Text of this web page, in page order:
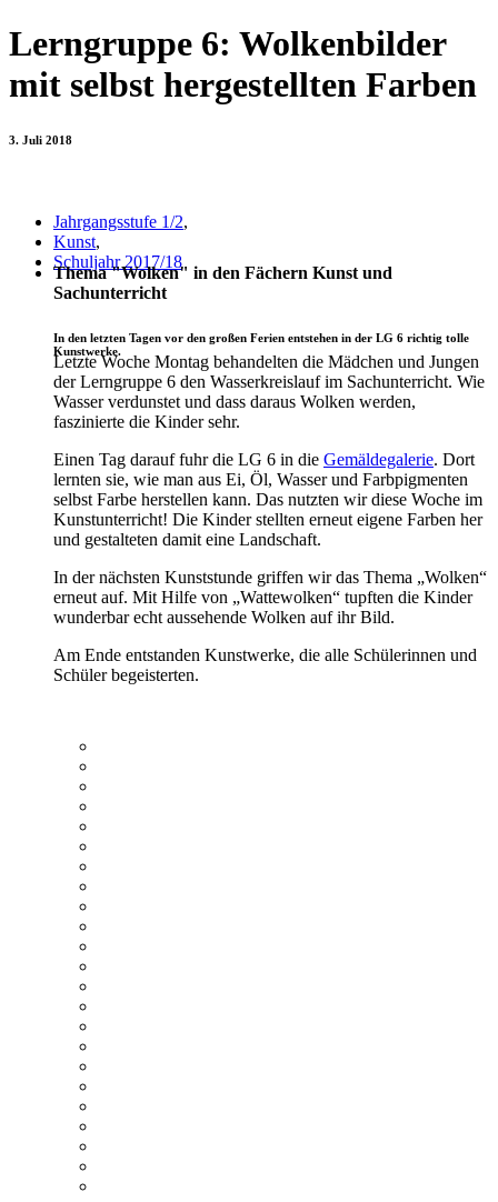
Lerngruppe 6: Wolkenbilder
mit selbst hergestellten Farben
3. Juli 2018
Jahrgangsstufe 1/2,
Kunst,
Schuljahr 2017/18
Thema "Wolken" in den Fächern Kunst und
Sachunterricht
In den letzten Tagen vor den großen Ferien entstehen in der LG 6 richtig tolle
Kunstwerke.
Letzte Woche Montag behandelten die Mädchen und Jungen
der Lerngruppe 6 den Wasserkreislauf im Sachunterricht. Wie
Wasser verdunstet und dass daraus Wolken werden,
faszinierte die Kinder sehr.
Einen Tag darauf fuhr die LG 6 in die Gemäldegalerie. Dort
lernten sie, wie man aus Ei, Öl, Wasser und Farbpigmenten
selbst Farbe herstellen kann. Das nutzten wir diese Woche im
Kunstunterricht! Die Kinder stellten erneut eigene Farben her
und gestalteten damit eine Landschaft.
In der nächsten Kunststunde griffen wir das Thema „Wolken“
erneut auf. Mit Hilfe von „Wattewolken“ tupften die Kinder
wunderbar echt aussehende Wolken auf ihr Bild.
Am Ende entstanden Kunstwerke, die alle Schülerinnen und
Schüler begeisterten.